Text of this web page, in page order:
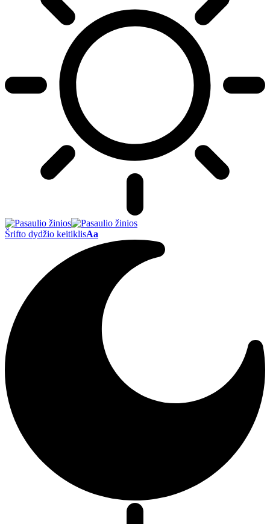
Šrifto dydžio keitiklisAa